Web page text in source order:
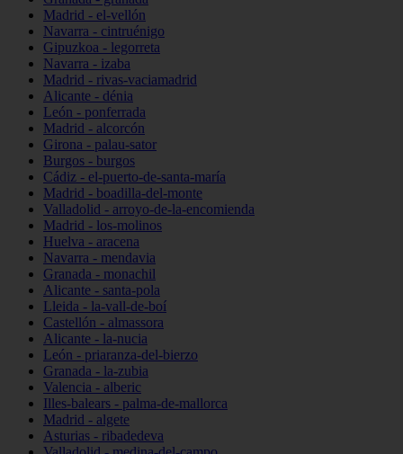
Madrid - el-vellón
Navarra - cintruénigo
Gipuzkoa - legorreta
Navarra - izaba
Madrid - rivas-vaciamadrid
Alicante - dénia
León - ponferrada
Madrid - alcorcón
Girona - palau-sator
Burgos - burgos
Cádiz - el-puerto-de-santa-maría
Madrid - boadilla-del-monte
Valladolid - arroyo-de-la-encomienda
Madrid - los-molinos
Huelva - aracena
Navarra - mendavia
Granada - monachil
Alicante - santa-pola
Lleida - la-vall-de-boí
Castellón - almassora
Alicante - la-nucia
León - priaranza-del-bierzo
Granada - la-zubia
Valencia - alberic
Illes-balears - palma-de-mallorca
Madrid - algete
Asturias - ribadedeva